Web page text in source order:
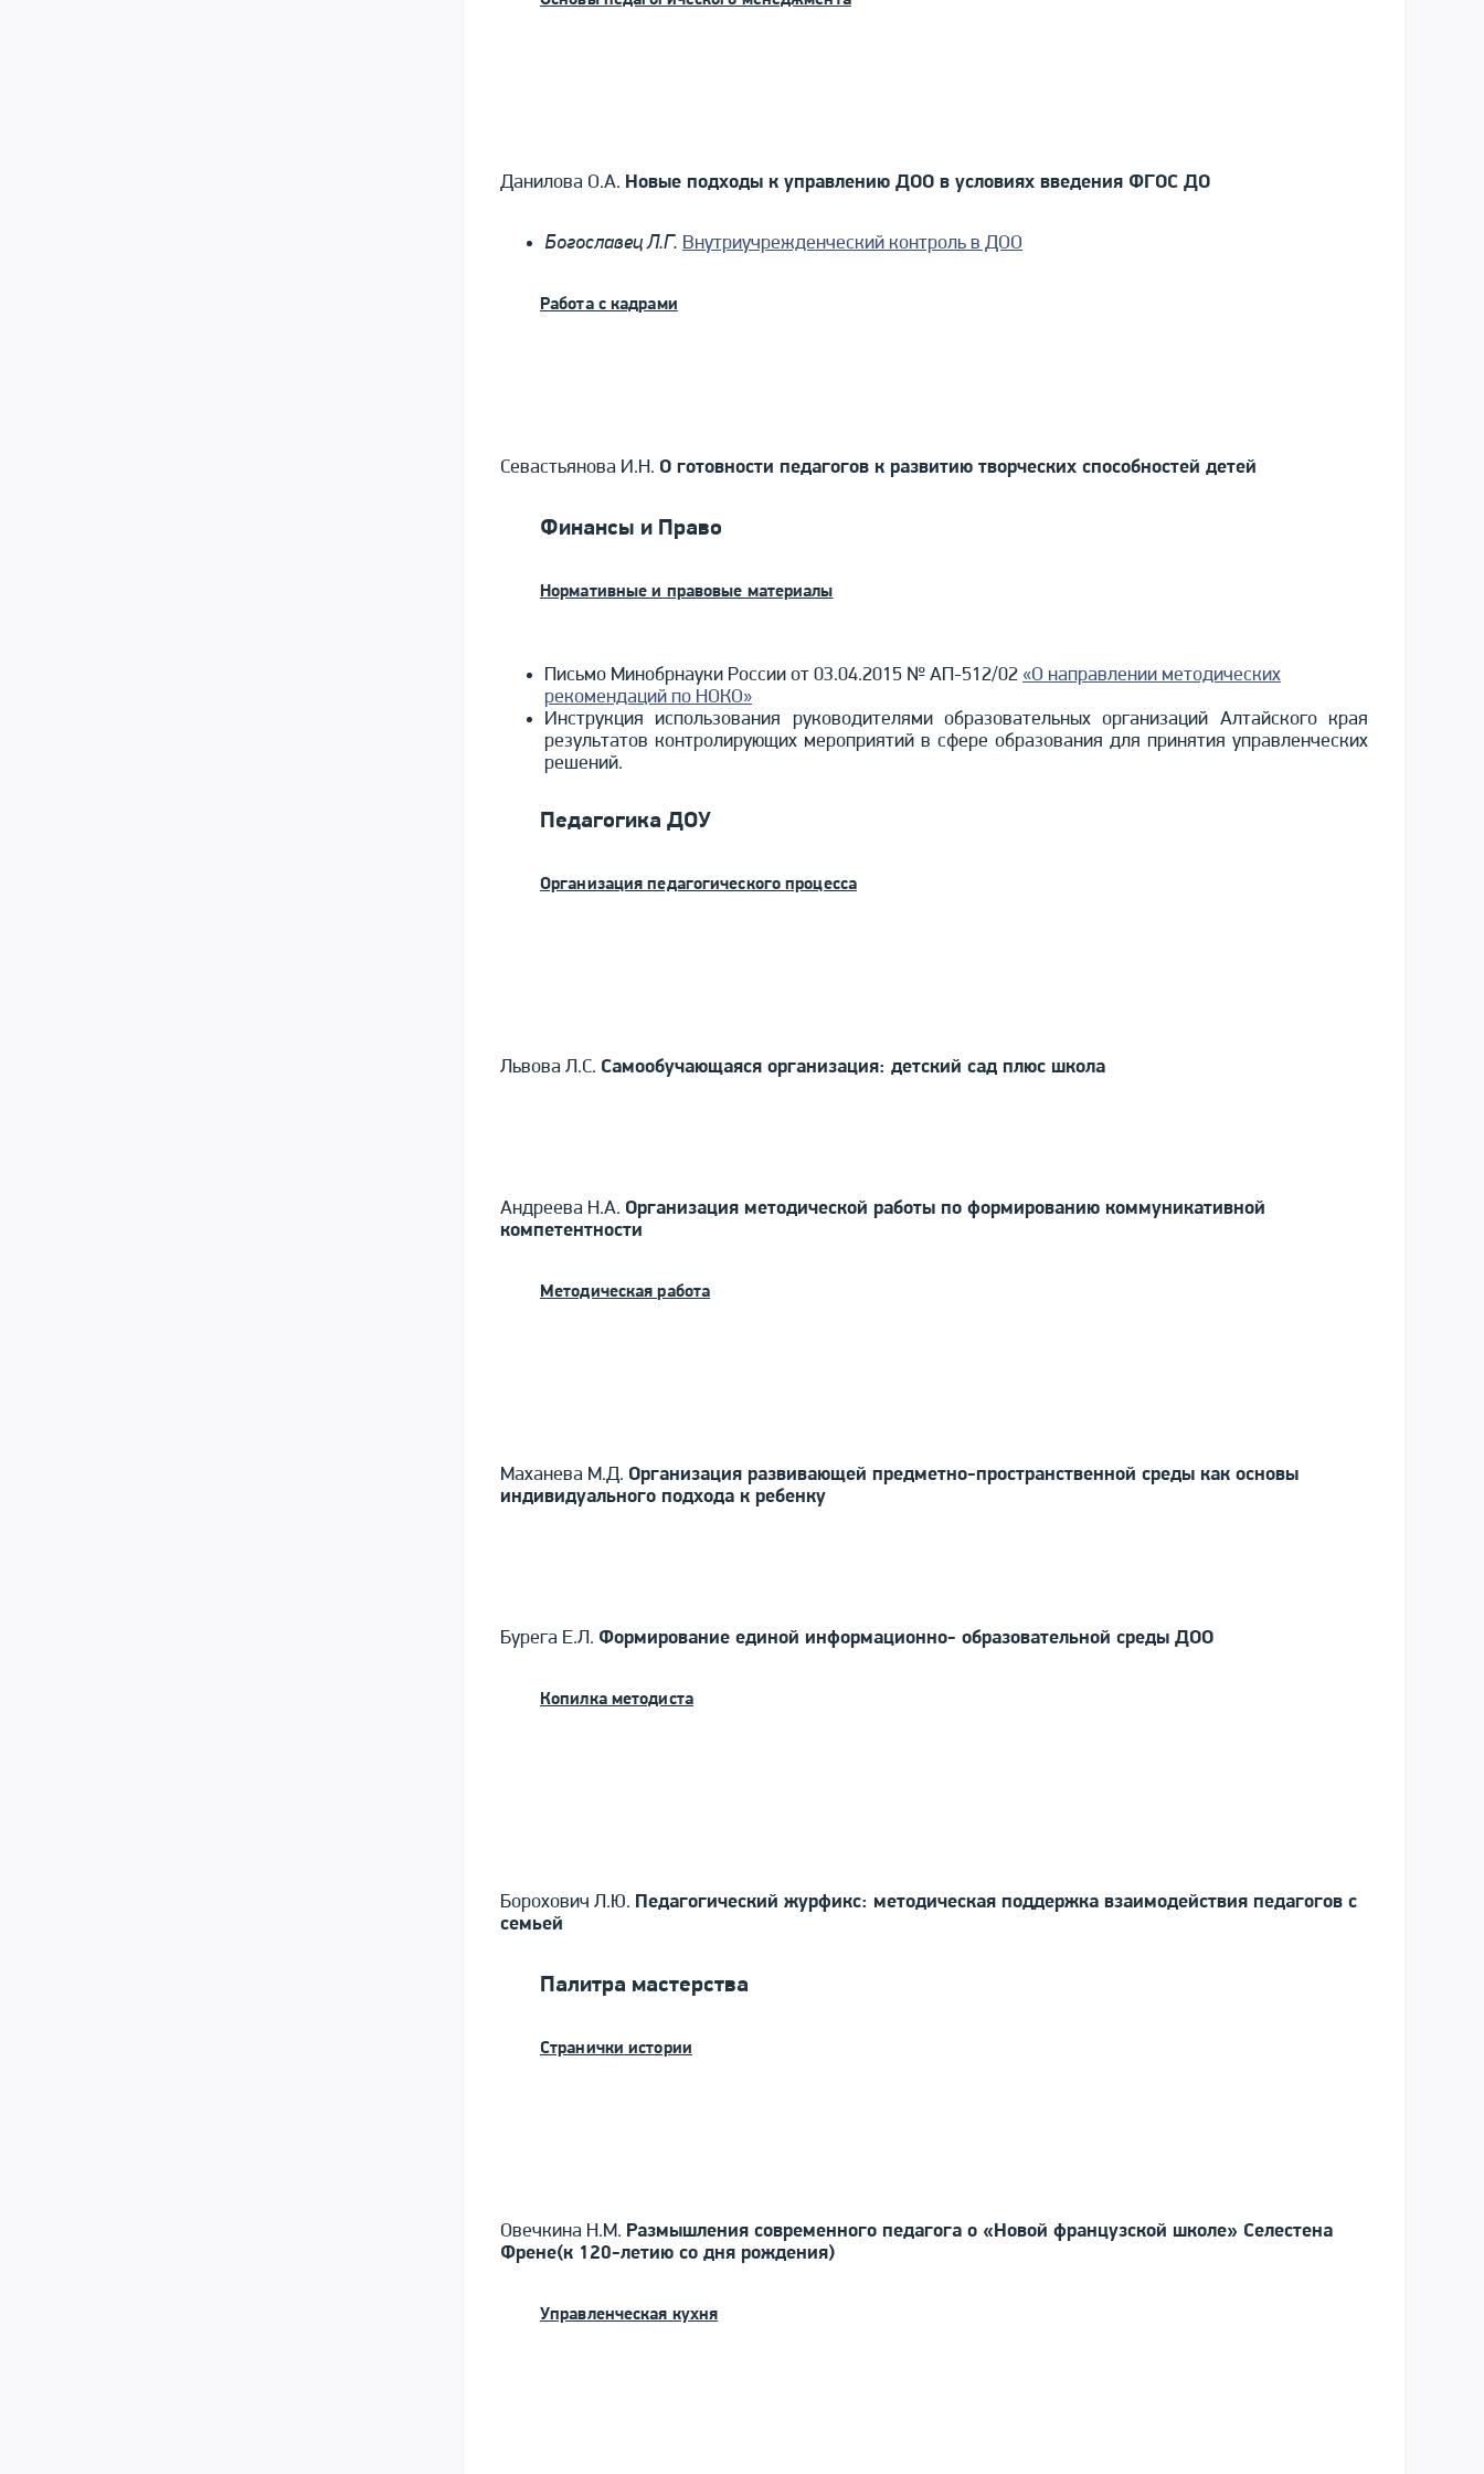
Данилова О.А. Новые подходы к управлению ДОО в условиях введения ФГОС ДО
Богославец Л.Г. Внутриучрежденческий контроль в ДОО
Работа с кадрами
Севастьянова И.Н. О готовности педагогов к развитию творческих способностей детей
Финансы и Право
Нормативные и правовые материалы
Письмо Минобрнауки России от 03.04.2015 № АП-512/02 «О направлении методических
рекомендаций по НОКО»
Инструкция использования руководителями образовательных организаций Алтайского края
результатов контролирующих мероприятий в сфере образования для принятия управленческих
решений.
Педагогика ДОУ
Организация педагогического процесса
Львова Л.С. Самообучающаяся организация: детский сад плюс школа
Андреева Н.А. Организация методической работы по формированию коммуникативной
компетентности
Методическая работа
Маханева М.Д. Организация развивающей предметно-пространственной среды как основы
индивидуального подхода к ребенку
Бурега Е.Л. Формирование единой информационно- образовательной среды ДОО
Копилка методиста
Борохович Л.Ю. Педагогический журфикс: методическая поддержка взаимодействия педагогов с
семьей
Палитра мастерства
Странички истории
Овечкина Н.М. Размышления современного педагога о «Новой французской школе» Селестена
Френе(к 120-летию со дня рождения)
Управленческая кухня